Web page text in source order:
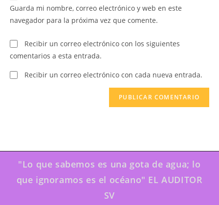
Guarda mi nombre, correo electrónico y web en este
navegador para la próxima vez que comente.
Recibir un correo electrónico con los siguientes
comentarios a esta entrada.
Recibir un correo electrónico con cada nueva entrada.
"Lo que sabemos es una gota de agua; lo
que ignoramos es el océano" EL AUDITOR
SV